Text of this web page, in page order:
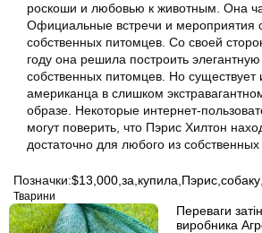
роскоши и любовью к животным. Она
Официальные встречи и мероприятия
собственных питомцев. Со своей
году она решила построить
собственных питомцев. Но существует
американца в слишком
образе. Некоторые интернет-
могут поверить, что Пэрис Хилтон
достаточно для любого из собственных
Позначки:$13 000 за купила Пэрис собаку
Тварини
Переваги
виробника